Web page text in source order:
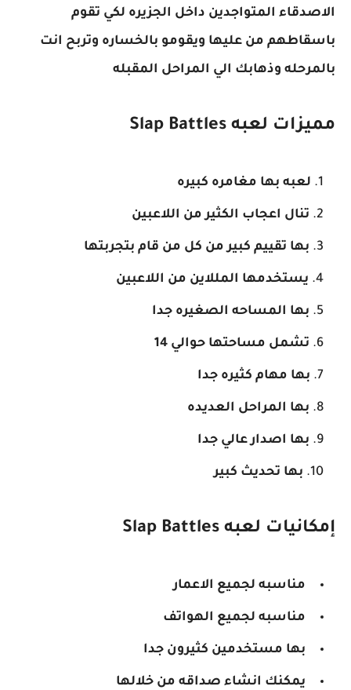
الاصدقاء المتواجدين داخل الجزيره لكي تقوم
باسقاطهم من عليها ويقومو بالخساره وتربح انت
بالمرحله وذهابك الي المراحل المقبله
مميزات لعبه Slap Battles
لعبه بها مغامره كبيره
تنال اعجاب الكثير من اللاعبين
بها تقييم كبير من كل من قام بتجربتها
يستخدمها المللاين من اللاعبين
بها المساحه الصغيره جدا
تشمل مساحتها حوالي 14
بها مهام كثيره جدا
بها المراحل العديده
بها اصدار عالي جدا
بها تحديث كبير
إمكانيات لعبه Slap Battles
مناسبه لجميع الاعمار
مناسبه لجميع الهواتف
بها مستخدمين كثيرون جدا
يمكنك انشاء صداقه من خلالها